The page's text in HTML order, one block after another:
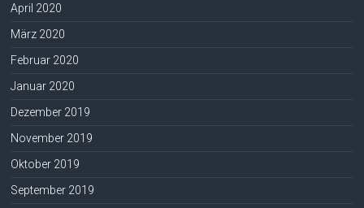
April 2020
März 2020
Februar 2020
Januar 2020
Dezember 2019
November 2019
Oktober 2019
September 2019